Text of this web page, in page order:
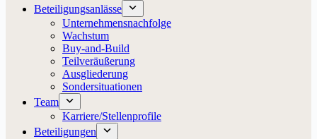
Beteiligungsanlässe
Unternehmensnachfolge
Wachstum
Buy-and-Build
Teilveräußerung
Ausgliederung
Sondersituationen
Team
Karriere/Stellenprofile
Beteiligungen